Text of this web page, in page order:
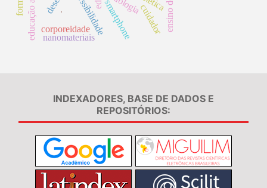
acessibilidadesmartphone
.
corporeidade
nanomateriais
cuidador
INDEXADORES, BASE DE DADOS E
REPOSITÓRIOS: